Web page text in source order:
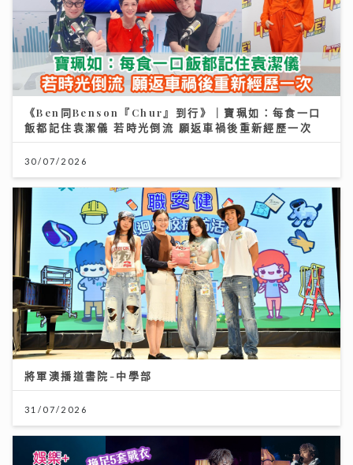
《Ben同Benson『Chur』到行》｜寶珮如：每食一口
飯都記住袁潔儀 若時光倒流 願返車禍後重新經歷一次
30/07/2026
將軍澳播道書院-中學部
31/07/2026